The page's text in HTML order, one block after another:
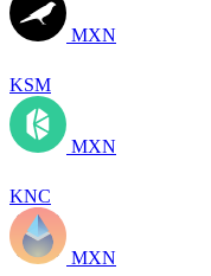
MXN
KSM
MXN
KNC
MXN